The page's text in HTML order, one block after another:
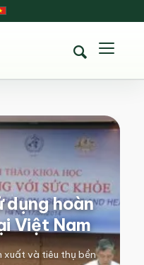
dụng hoàn
Việt Nam
xuất và tiêu thụ bền